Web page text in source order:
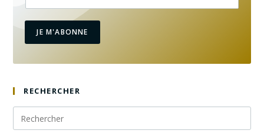
JE M'ABONNE
RECHERCHER